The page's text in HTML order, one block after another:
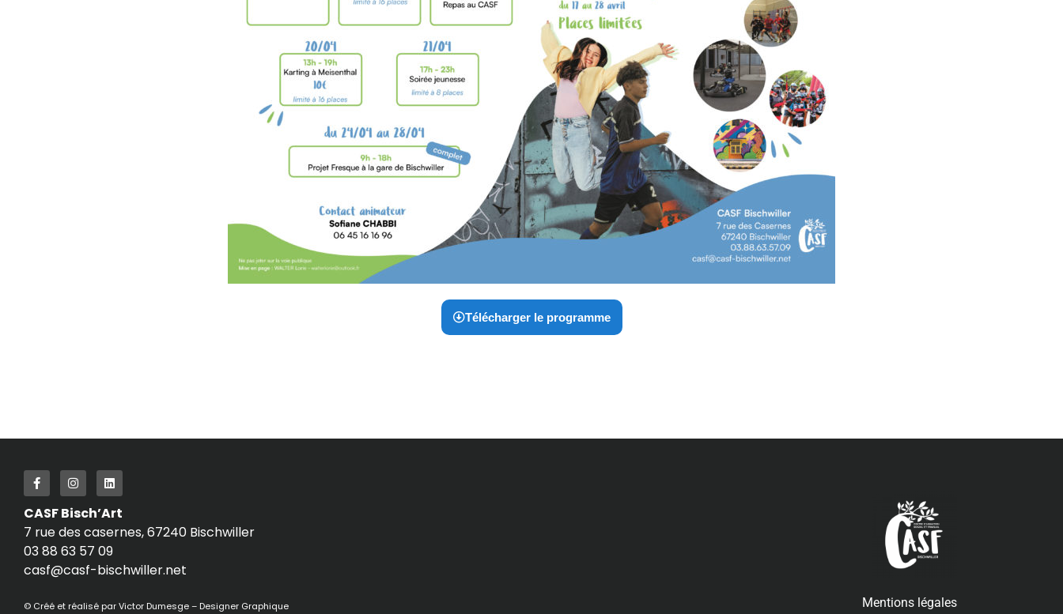
Télécharger le programme
CASF Bisch’Art
7 rue des casernes, 67240 Bischwiller
03 88 63 57 09
casf@casf-bischwiller.net
© Créé et réalisé parVictor Dumesge – Designer Graphique Mentions légales